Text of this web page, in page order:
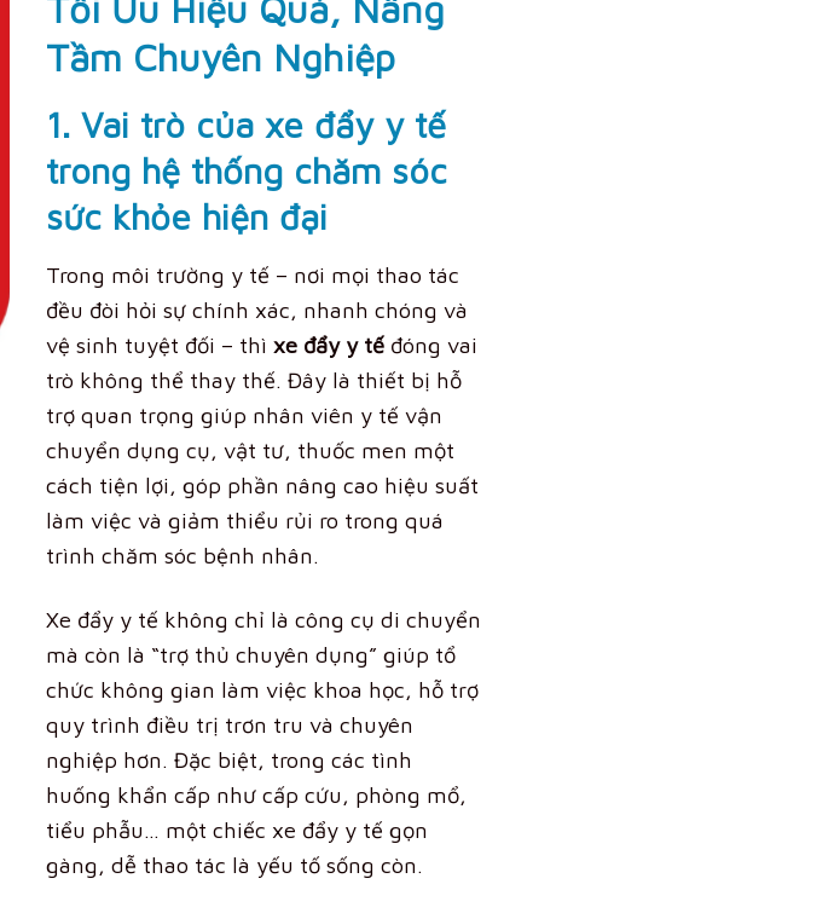
Tối Ưu Hiệu Quả, Nâng
Tầm Chuyên Nghiệp
1. Vai trò của xe đẩy y tế
trong hệ thống chăm sóc
sức khỏe hiện đại
Trong môi trường y tế – nơi mọi thao tác
đều đòi hỏi sự chính xác, nhanh chóng và
vệ sinh tuyệt đối – thì xe đẩy y tế đóng vai
trò không thể thay thế. Đây là thiết bị hỗ
trợ quan trọng giúp nhân viên y tế vận
chuyển dụng cụ, vật tư, thuốc men một
cách tiện lợi, góp phần nâng cao hiệu suất
làm việc và giảm thiểu rủi ro trong quá
trình chăm sóc bệnh nhân.
Xe đẩy y tế không chỉ là công cụ di chuyển
mà còn là “trợ thủ chuyên dụng” giúp tổ
chức không gian làm việc khoa học, hỗ trợ
quy trình điều trị trơn tru và chuyên
nghiệp hơn. Đặc biệt, trong các tình
huống khẩn cấp như cấp cứu, phòng mổ,
tiểu phẫu… một chiếc xe đẩy y tế gọn
gàng, dễ thao tác là yếu tố sống còn.